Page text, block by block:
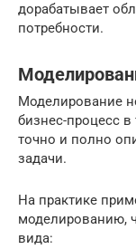
дорабатывает
потребности.
Моделирование
бизнес-процесс
точно и полно
задачи.
На практике
моделированию,
вида: